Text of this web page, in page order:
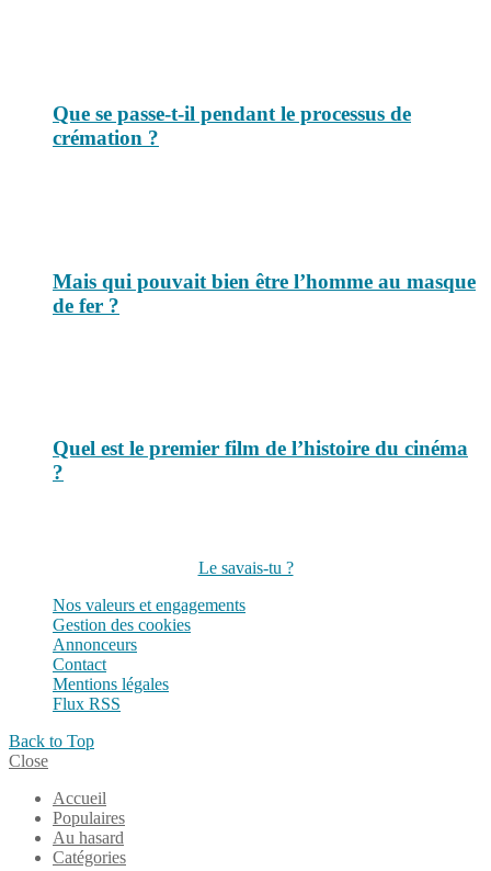
Que se passe-t-il pendant le processus de
crémation ?
Mais qui pouvait bien être l’homme au masque
de fer ?
Quel est le premier film de l’histoire du cinéma
?
Le savais-tu ?
Nos valeurs et engagements
Gestion des cookies
Annonceurs
Contact
Mentions légales
Flux RSS
Back to Top
Close
Accueil
Populaires
Au hasard
Catégories